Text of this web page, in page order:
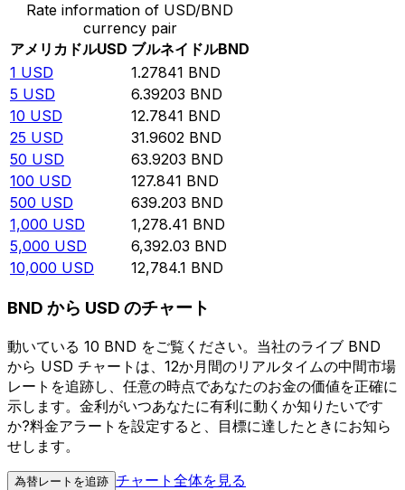
Rate information of USD/BND
currency pair
アメリカドルUSD ブルネイドルBND
1 USD 1.27841 BND
5 USD 6.39203 BND
10 USD 12.7841 BND
25 USD 31.9602 BND
50 USD 63.9203 BND
100 USD 127.841 BND
500 USD 639.203 BND
1,000 USD 1,278.41 BND
5,000 USD 6,392.03 BND
10,000 USD 12,784.1 BND
BND から USD のチャート
動いている 10 BND をご覧ください。当社のライブ BND
から USD チャートは、12か月間のリアルタイムの中間市場
レートを追跡し、任意の時点であなたのお金の価値を正確に
示します。金利がいつあなたに有利に動くか知りたいです
か?料金アラートを設定すると、目標に達したときにお知ら
せします。
為替レートを追跡 チャート全体を見る